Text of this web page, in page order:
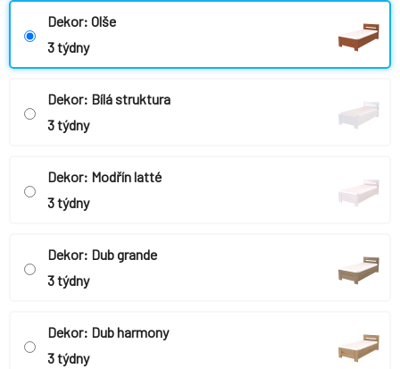
Dekor: Olše
3 týdny
Dekor: Bílá struktura
3 týdny
Dekor: Modřín latté
3 týdny
Dekor: Dub grande
3 týdny
Dekor: Dub harmony
3 týdny